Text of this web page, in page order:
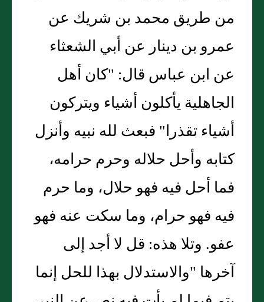
من طريق محمد بن شريك عن
عمرو بن دينار عن أبي الشعثاء
عن ابن عباس قال: "كان أهل
الجاهلية يأكلون أشياء ويتركون
أشياء تقذرا" فبعث لله نبيه وأنزل
كتابه وأحل حلاله وحرم حرامه،
فما أحل فيه فهو حلال، وما حرم
فيه فهو حرام، وما سكت عنه فهو
عفو. وتلا هذه: قل لا أجد إلى
آخرها "والاستدلال بهذا للحل إنما